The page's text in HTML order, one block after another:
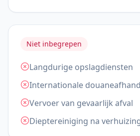
Niet inbegrepen
Langdurige opslagdiensten
Internationale
Vervoer van gevaarlijk afval
Dieptereiniging na